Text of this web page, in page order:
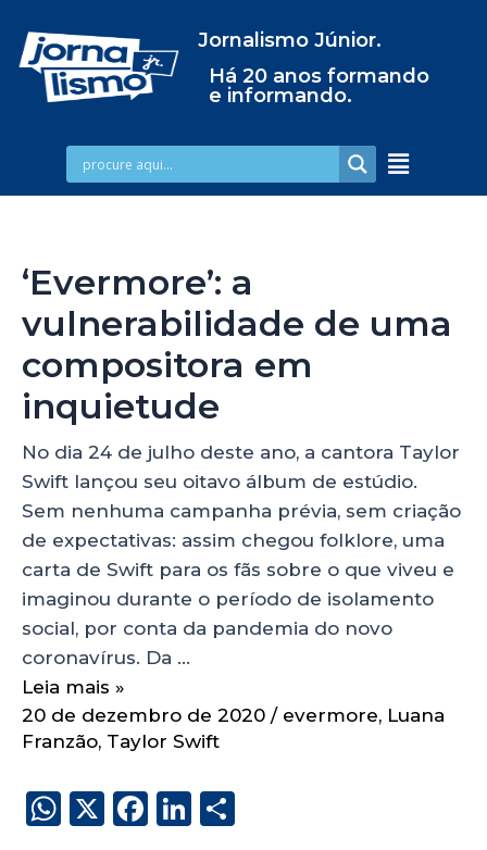
Jornalismo Júnior.
Há 20 anos formando
e informando.
‘Evermore’: a
vulnerabilidade de uma
compositora em
inquietude
No dia 24 de julho deste ano, a cantora Taylor
Swift lançou seu oitavo álbum de estúdio.
Sem nenhuma campanha prévia, sem criação
de expectativas: assim chegou folklore, uma
carta de Swift para os fãs sobre o que viveu e
imaginou durante o período de isolamento
social, por conta da pandemia do novo
coronavírus. Da …
Leia mais »
20 de dezembro de 2020 / evermore, Luana
Franzão, Taylor Swift
W X
F
Li